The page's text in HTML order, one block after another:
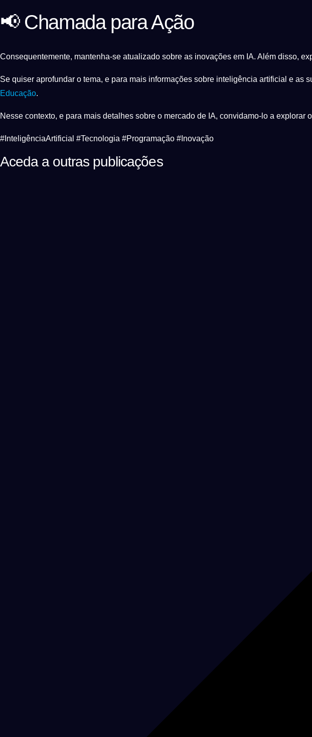
📢 Chamada para Ação
Consequentemente, mantenha-se atualizado sobre as inovações em IA. Além disso,
Se quiser aprofundar o tema, e para mais informações sobre inteligência artificial e
Educação.
Nesse contexto, e para mais detalhes sobre o mercado de IA, convidamo-lo a
#InteligênciaArtificial #Tecnologia #Programação #Inovação
Aceda a outras publicações